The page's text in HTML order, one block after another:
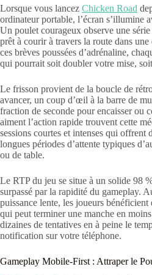
Lorsque vous lancez Chicken Road
ordinateur portable, l’écran s’illumine
Un poulet courageux observe une
prêt à courir à travers la route dans
ces brèves poussées d’adrénaline,
qui pourrait soit doubler votre mise,
Le frisson provient de la boucle de
avancer, un coup d’œil à la barre de
fraction de seconde pour encaisser ou
aiment l’action rapide trouvent cette
sessions courtes et intenses qui offrent
longues périodes d’attente typiques
ou de table.
Le RTP du jeu se situe à un solide 98
surpassé par la rapidité du gameplay.
puissance lente, les joueurs bénéficient
qui peut terminer une manche en
dizaines de tentatives en à peine le
notification sur votre téléphone.
Gameplay Mobile‑First : Attraper le